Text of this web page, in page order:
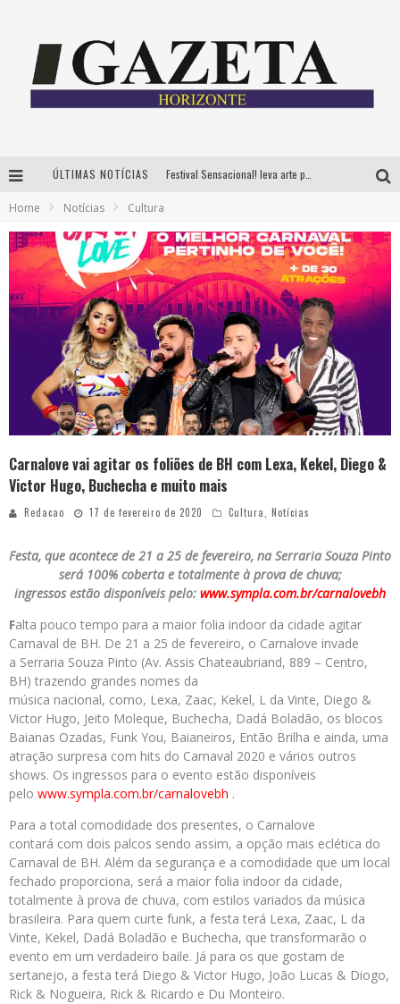
ÚLTIMAS NOTÍCIAS
Grandes shows, cenografia instagramável e resgate das tradições marcam o sucesso da 24ª edição do Forró do Givanildo
PAIS: BOAS HISTÓRIAS E UM BRINDE PARA CELEBRAR OS MOMENTOS QUE FICAM
Home Notícias Cultura
Carnalove vai agitar os foliões de BH com Lexa, Kekel, Diego &
Victor Hugo, Buchecha e muito mais
Redacao 17 de fevereiro de 2020 Cultura, Notícias
Festa, que acontece de 21 a 25 de fevereiro, na Serraria Souza Pinto
será 100% coberta e totalmente à prova de chuva;
ingressos estão disponíveis pelo: www.sympla.com.br/carnalovebh
Falta pouco tempo para a maior folia indoor da cidade agitar
Carnaval de BH. De 21 a 25 de fevereiro, o Carnalove invade
a Serraria Souza Pinto (Av. Assis Chateaubriand, 889 – Centro,
BH) trazendo grandes nomes da
música nacional, como, Lexa, Zaac, Kekel, L da Vinte, Diego &
Victor Hugo, Jeito Moleque, Buchecha, Dadá Boladão, os blocos
Baianas Ozadas, Funk You, Baianeiros, Então Brilha e ainda, uma
atração surpresa com hits do Carnaval 2020 e vários outros
shows. Os ingressos para o evento estão disponíveis
pelo www.sympla.com.br/carnalovebh .
Para a total comodidade dos presentes, o Carnalove
contará com dois palcos sendo assim, a opção mais eclética do
Carnaval de BH. Além da segurança e a comodidade que um local
fechado proporciona, será a maior folia indoor da cidade,
totalmente à prova de chuva, com estilos variados da música
brasileira. Para quem curte funk, a festa terá Lexa, Zaac, L da
Vinte, Kekel, Dadá Boladão e Buchecha, que transformarão o
evento em um verdadeiro baile. Já para os que gostam de
sertanejo, a festa terá Diego & Victor Hugo, João Lucas & Diogo,
Rick & Nogueira, Rick & Ricardo e Du Monteiro.